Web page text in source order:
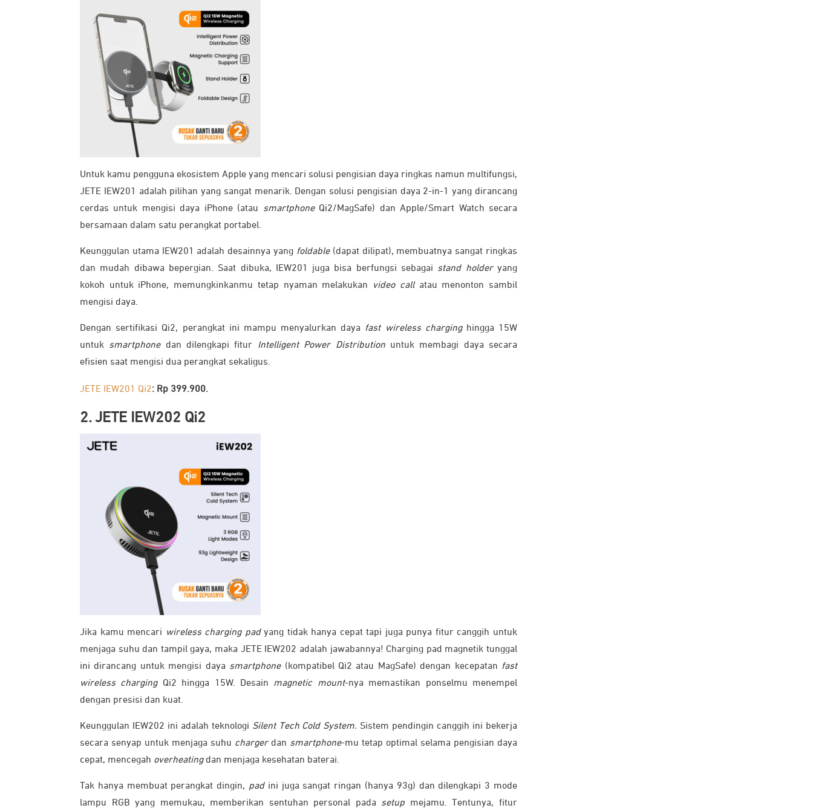
Untuk kamu pengguna ekosistem Apple yang mencari solusi pengisian daya ringkas namun multifungsi,
JETE IEW201 adalah pilihan yang sangat menarik. Dengan solusi pengisian daya 2-in-1 yang dirancang
cerdas untuk mengisi daya iPhone (atau smartphoneQi2/MagSafe) dan Apple/Smart Watch secara
bersamaan dalam satu perangkat portabel.
Keunggulan utama IEW201 adalah desainnya yang foldable(dapat dilipat), membuatnya sangat ringkas
dan mudah dibawa bepergian. Saat dibuka, IEW201 juga bisa berfungsi sebagai stand holderyang
kokoh untuk iPhone, memungkinkanmu tetap nyaman melakukan
video callatau menonton sambil
mengisi daya.
Dengan sertifikasi Qi2, perangkat ini mampu menyalurkan daya fast wireless charginghingga 15W
untuk smartphonedan dilengkapi fitur Intelligent Power Distributionuntuk membagi daya secara
efisien saat mengisi dua perangkat sekaligus.
JETE IEW201 Qi2: Rp 399.900.
2. JETE IEW202 Qi2
Jika kamu mencari wireless charging padyang tidak hanya cepat tapi juga punya fitur canggih untuk
menjaga suhu dan tampil gaya, maka JETE IEW202 adalah jawabannya! Charging pad magnetik tunggal
ini dirancang untuk mengisi daya smartphone (kompatibel Qi2 atau MagSafe) dengan kecepatan fast
wireless chargingQi2 hingga 15W. Desain magnetic mount-nya memastikan ponselmu menempel
dengan presisi dan kuat.
Keunggulan IEW202 ini adalah teknologi Silent Tech Cold System. Sistem pendingin canggih ini bekerja
secara senyap untuk menjaga suhu chargerdan smartphone-mu tetap optimal selama pengisian daya
cepat, mencegah overheatingdan menjaga kesehatan baterai.
Tak hanya membuat perangkat dingin, padini juga sangat ringan (hanya 93g) dan dilengkapi 3 mode
lampu RGB yang memukau, memberikan sentuhan personal pada setup mejamu. Tentunya, fitur